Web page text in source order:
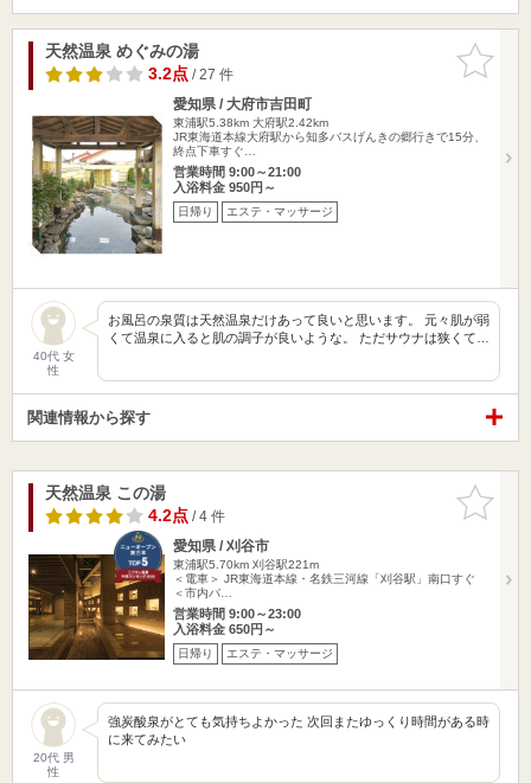
お気に入
りに追加
天然温泉 めぐみの湯
3.2点/ 27 件
愛知県 / 大府市吉田町
東浦駅5.38km 大府駅2.42km
JR東海道本線大府駅から知多バスげんきの郷行きで15分、
終点下車すぐ…
営業時間 9:00～21:00
入浴料金 950円～
日帰り エステ・マッサージ
40代 女
性
お風呂の泉質は天然温泉だけあって良いと思います。 元々肌が弱
くて温泉に入ると肌の調子が良いような。 ただサウナは狭くて…
関連情報から探す
お気に入
りに追加
天然温泉 この湯
4.2点/ 4 件
愛知県 / 刈谷市
東浦駅5.70km 刈谷駅221m
＜電車＞ JR東海道本線・名鉄三河線「刈谷駅」南口すぐ
＜市内バ…
営業時間 9:00～23:00
入浴料金 650円～
日帰り エステ・マッサージ
20代 男
性
強炭酸泉がとても気持ちよかった 次回またゆっくり時間がある時
に来てみたい